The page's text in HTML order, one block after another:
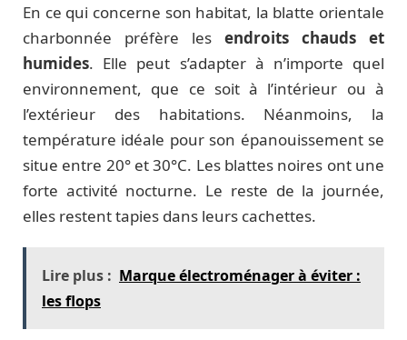
En ce qui concerne son habitat, la blatte orientale
charbonnée préfère les endroits chauds et
humides. Elle peut s’adapter à n’importe quel
environnement, que ce soit à l’intérieur ou à
l’extérieur des habitations. Néanmoins, la
température idéale pour son épanouissement se
situe entre 20° et 30°C. Les blattes noires ont une
forte activité nocturne. Le reste de la journée,
elles restent tapies dans leurs cachettes.
Lire plus : Marque électroménager à éviter :
les flops